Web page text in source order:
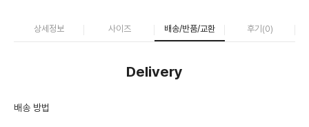
상세정보 사이즈 배송/반품/교환 후기(0)
Delivery
배송 방법